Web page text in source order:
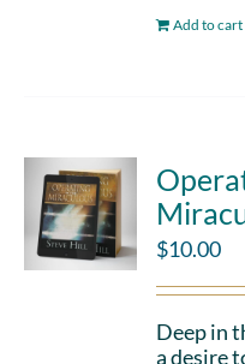
Add to cart
$10.00
Deep in
a desire